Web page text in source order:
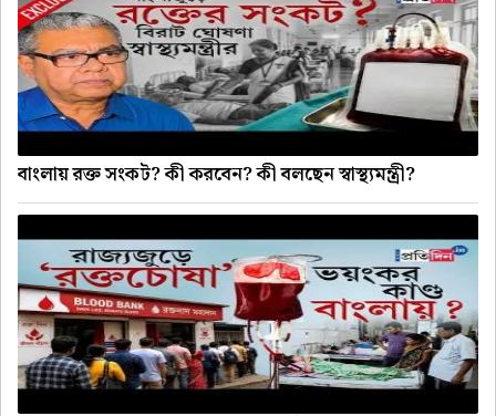
বাংলায় রক্ত সংকট? কী করবেন? কী বলছেন স্বাস্থ্যমন্ত্রী?